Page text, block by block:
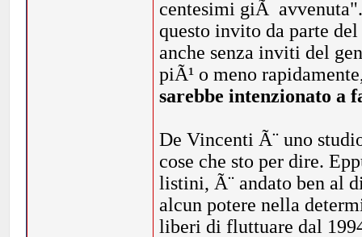
centesimi giÃ
questo invito da parte
anche senza inviti del
piÃ¹ o meno
sarebbe intenzionato a
De Vincenti Ã¨ uno
cose che sto per dire.
listini, Ã¨ andato ben al
alcun potere nella
liberi di fluttuare dal